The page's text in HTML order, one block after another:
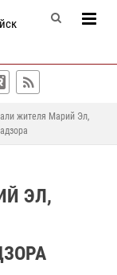
жителя Марий Эл,
ЭЛ,